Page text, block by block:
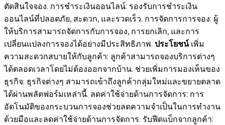
ตัดสินใจจอง. การชำระเงินออนไลน์: รองรับการชำระเงิน
ออนไลน์ที่ปลอดภัย, สะดวก, และรวดเร็ว. การจัดการการจอง: ผู้
ให้บริการสามารถจัดการกับการจอง, การยกเลิก, และการ
เปลี่ยนแปลงการจองได้อย่างมีประสิทธิภาพ. ประโยชน์เพิ่ม
ความสะดวกสบายให้กับลูกค้า: ลูกค้าสามารถจองบริการต่างๆ
ได้ตลอดเวลาโดยไม่ต้องออกจากบ้าน. ช่วยเพิ่มการมองเห็นของ
ธุรกิจ: ธุรกิจต่างๆ สามารถเข้าถึงลูกค้ากลุ่มใหม่และขยายตลาด
ได้ผ่านพลัตฟอร์มเหล่านี้. ลดค่าใช้จ่ายด้านการจัดการ: การ
อัตโนมัติของกระบวนการจองช่วยลดความจำเป็นในการทำงาน
ด้วยมือและลดค่าใช้จ่ายด้านการจัดการ. รับฟีดแบ็กจากลูกค้า: